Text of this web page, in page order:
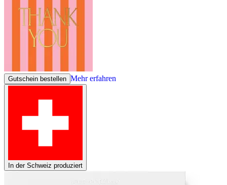
Gutschein bestellen Mehr erfahren
In der Schweiz produziert